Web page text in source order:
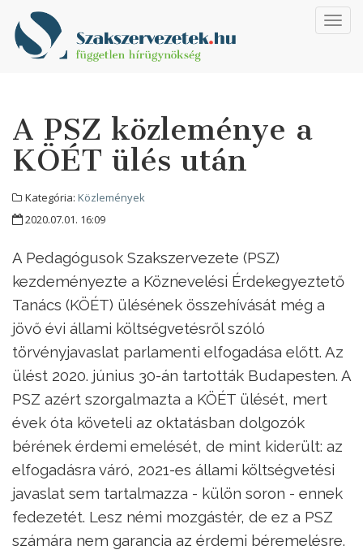
A PSZ közleménye a
KÖÉT ülés után
Kategória: Közlemények
2020.07.01. 16:09
A Pedagógusok Szakszervezete (PSZ)
kezdeményezte a Köznevelési Érdekegyeztető
Tanács (KÖÉT) ülésének összehívását még a
jövő évi állami költségvetésről szóló
törvényjavaslat parlamenti elfogadása előtt. Az
ülést 2020. június 30-án tartották Budapesten. A
PSZ azért szorgalmazta a KÖÉT ülését, mert
évek óta követeli az oktatásban dolgozók
bérének érdemi emelését, de mint kiderült: az
elfogadásra váró, 2021-es állami költségvetési
javaslat sem tartalmazza - külön soron - ennek
fedezetét. Lesz némi mozgástér, de ez a PSZ
számára nem garancia az érdemi béremelésre.